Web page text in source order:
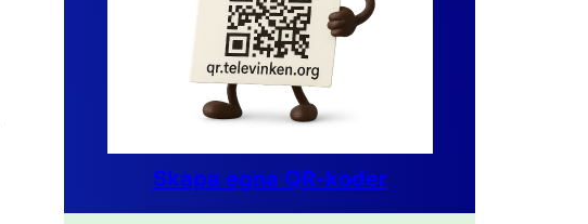
Skapa egna QR-koder